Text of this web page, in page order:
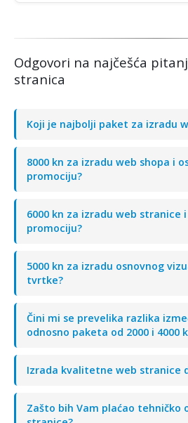
Odgovori na najčešća
stranica
Koji je najbolji paket za izradu
8000 kn za izradu web shopa i
promociju?
6000 kn za izradu web stranice
promociju?
5000 kn za izradu osnovnog
tvrtke?
Čini mi se prevelika razlika
odnosno paketa od 2000 i 4000
Izrada kvalitetne web stranice
Zašto bih Vam plaćao tehničko